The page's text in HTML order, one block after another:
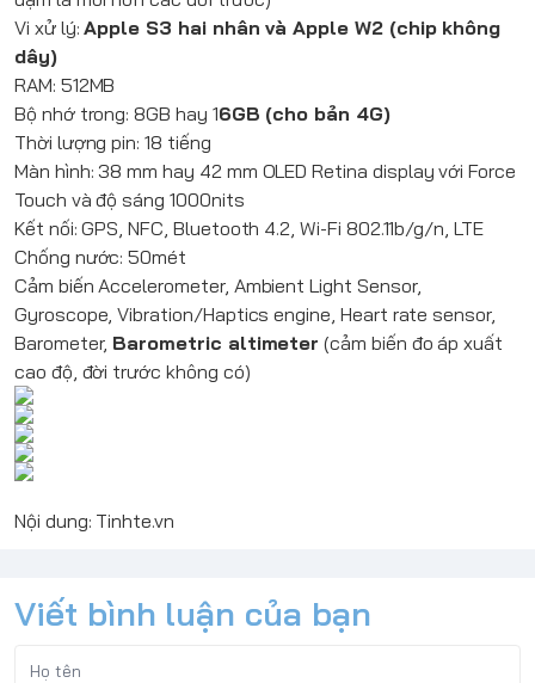
Vi xử lý:Apple S3 hai nhân và Apple W2 (chip không
dây)
RAM: 512MB
Bộ nhớ trong: 8GB hay 16GB (cho bản 4G)
Thời lượng pin: 18 tiếng
Màn hình: 38 mm hay 42 mm OLED Retina display với Force
Touch và độ sáng 1000nits
Kết nối: GPS, NFC, Bluetooth 4.2, Wi-Fi 802.11b/g/n, LTE
Chống nước: 50mét
Cảm biến Accelerometer, Ambient Light Sensor,
Gyroscope, Vibration/Haptics engine, Heart rate sensor,
Barometer, Barometric altimeter (cảm biến đo áp xuất
cao độ, đời trước không có)
Nội dung: Tinhte.vn
Viết bình luận của bạn